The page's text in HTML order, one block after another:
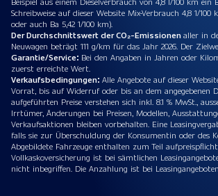
Schreibweise auf dieser Website Mix-Verbrauch 4,8 1/
oder auch Ba 5,42 1/100 km).
Der Durchschnittswert der CO₂-Emissionenaller in
Neuwagen beträgt 111 g/km für das Jahr 2026. Der
Garantie/Service: Bei den Angaben in Jahren oder
zuerst erreichte Wert.
Verkaufsbedingungen: Alle Angebote auf dieser
Vorrat, bis auf Widerruf oder bis an dem angegebenen
aufgeführten Preise verstehen sich inkl. 8.1 % MwSt.,
Irrtümer, Änderungen bei Preisen, Modellen,
Verkaufsaktionen bleiben vorbehalten. Eine
falls sie zur Überschuldung der Konsumentin oder des
Abgebildete Fahrzeuge enthalten zum Teil
Vollkaskoversicherung ist bei sämtlichen
nicht inbegriffen. Die Anzahlung ist bei